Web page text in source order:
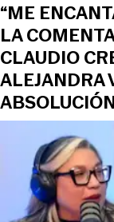
“ME
LA
CLAUDIO
ALEJANDRA